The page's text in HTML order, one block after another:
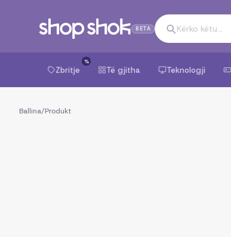
BETA
Zbritje
%
Të gjitha Teknologji
Ballina/Produkt